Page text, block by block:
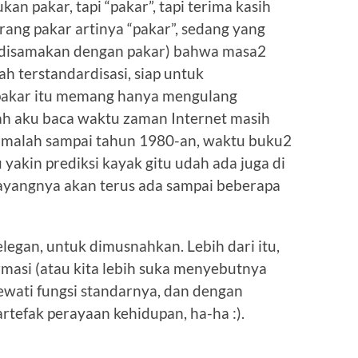
pakar, tapi “pakar”, tapi terima kasih
pakar artinya “pakar”, sedang yang
dengan pakar) bahwa masa2
terstandardisasi, siap untuk
itu memang hanya mengulang
aku baca waktu zaman Internet masih
sampai tahun 1980-an, waktu buku2
prediksi kayak gitu udah ada juga di
akan terus ada sampai beberapa
untuk dimusnahkan. Lebih dari itu,
(atau kita lebih suka menyebutnya
fungsi standarnya, dan dengan
perayaan kehidupan, ha-ha :).